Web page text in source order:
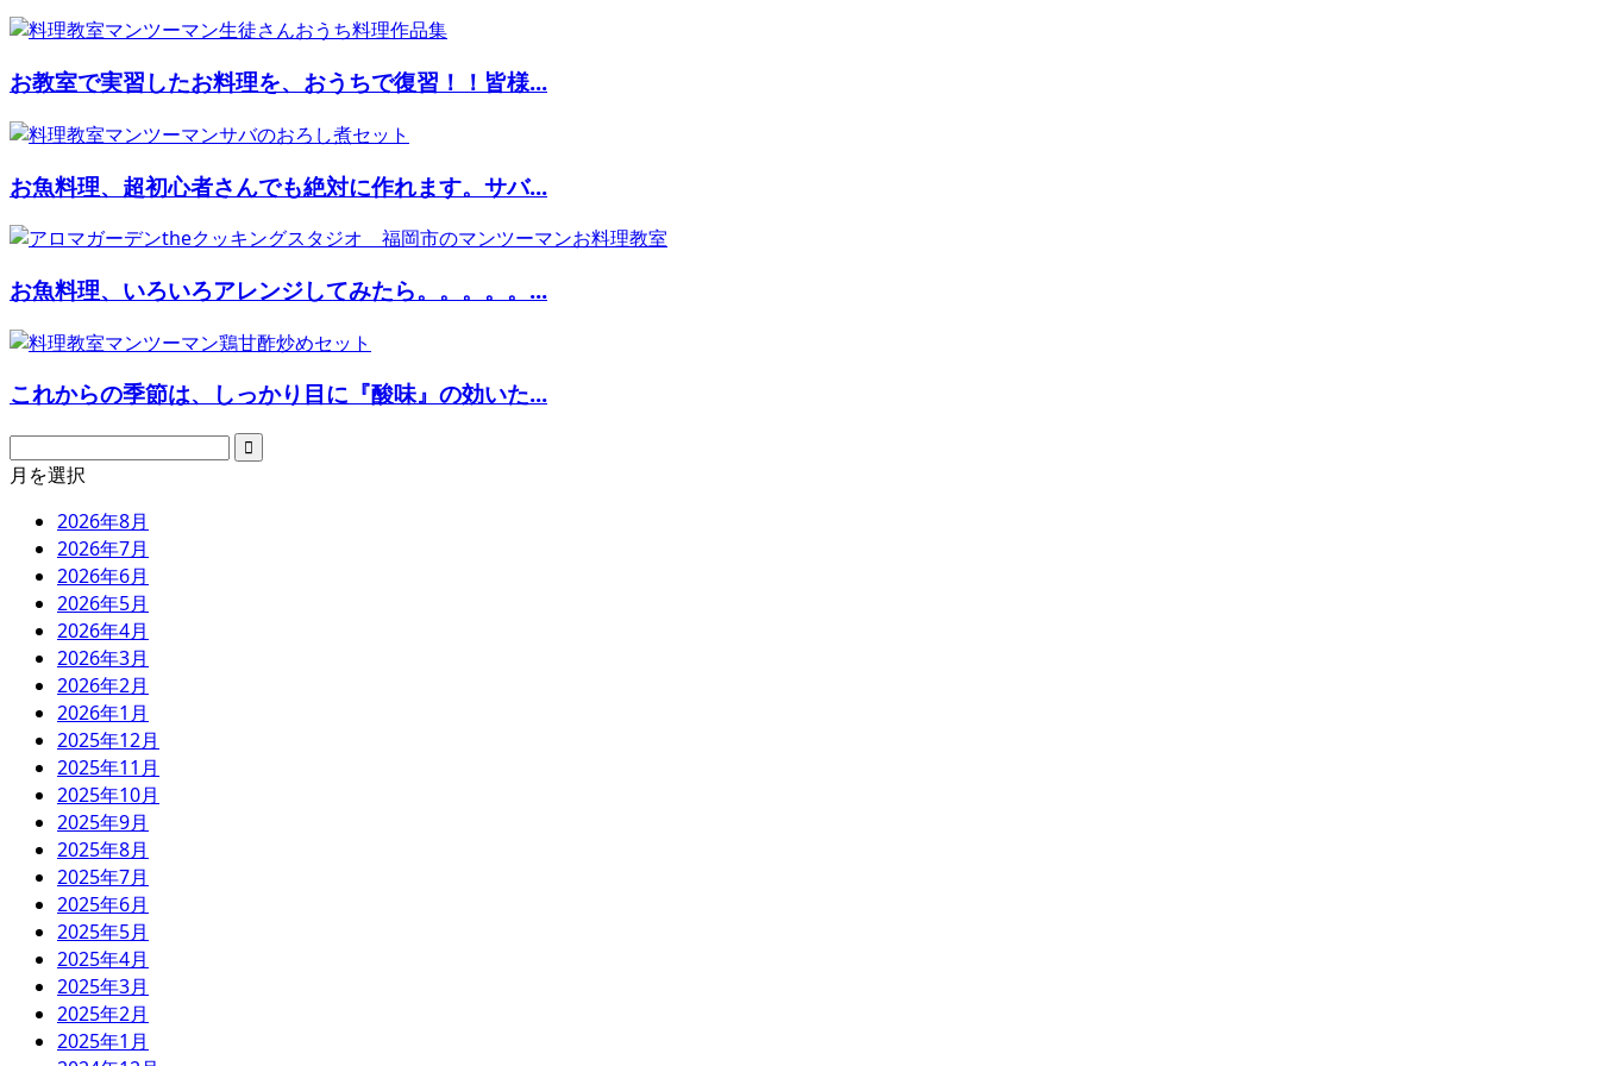
お教室で実習したお料理を、おうちで復習！！皆様...
お魚料理、超初心者さんでも絶対に作れます。サバ...
お魚料理、いろいろアレンジしてみたら。。。。。...
これからの季節は、しっかり目に『酸味』の効いた...
月を選択
2026年8月
2026年7月
2026年6月
2026年5月
2026年4月
2026年3月
2026年2月
2026年1月
2025年12月
2025年11月
2025年10月
2025年9月
2025年8月
2025年7月
2025年6月
2025年5月
2025年4月
2025年3月
2025年2月
2025年1月